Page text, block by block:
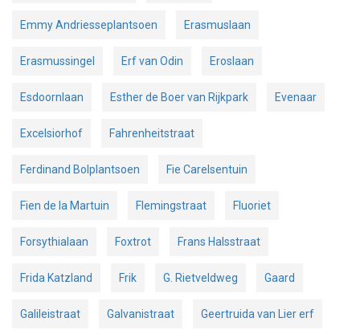
Emmy Andriesseplantsoen Erasmuslaan
Erasmussingel Erf van Odin Eroslaan
Esdoornlaan Esther de Boer van Rijkpark Evenaar
Excelsiorhof Fahrenheitstraat
Ferdinand Bolplantsoen Fie Carelsentuin
Fien de la Martuin Flemingstraat Fluoriet
Forsythialaan Foxtrot Frans Halsstraat
Frida Katzland Frik G. Rietveldweg Gaard
Galileistraat Galvanistraat Geertruida van Lier erf